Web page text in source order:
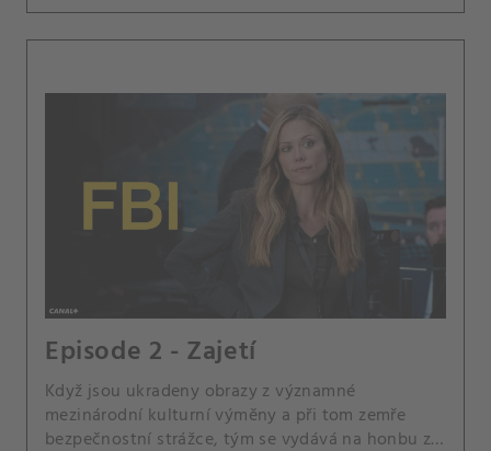
Episode 2 - Zajetí
Když jsou ukradeny obrazy z významné
mezinárodní kulturní výměny a při tom zemře
bezpečnostní strážce, tým se vydává na honbu za